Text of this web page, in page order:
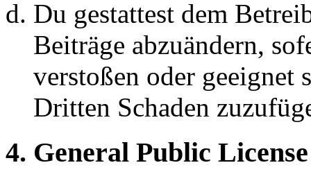
Du gestattest dem
Beiträge abzuändern,
verstoßen oder geeignet
Dritten Schaden
4. General Public License